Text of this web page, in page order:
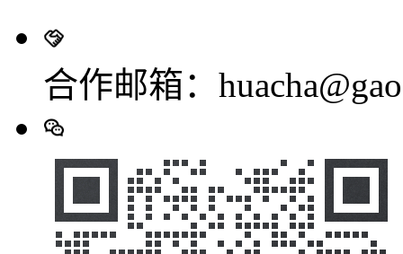
合作邮箱：